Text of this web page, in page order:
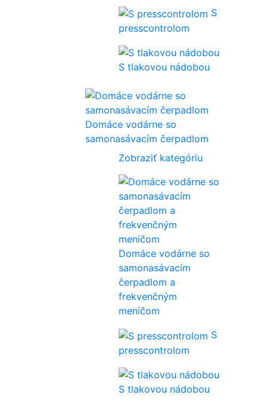
S
presscontrolom
S tlakovou nádobou
Domáce vodárne so
samonasávacím čerpadlom
Zobraziť kategóriu
Domáce vodárne so
samonasávacím
čerpadlom a
frekvenčným
meničom
S
presscontrolom
S tlakovou nádobou